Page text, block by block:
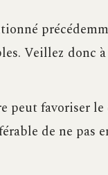
Veillez donc
peut favoriser le
de ne pas